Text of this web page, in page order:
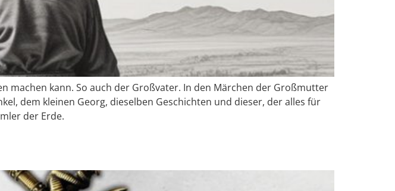
machen kann. So auch der Großvater. In den Märchen der Großmutter
dem kleinen Georg, dieselben Geschichten und dieser, der alles für
der Erde.